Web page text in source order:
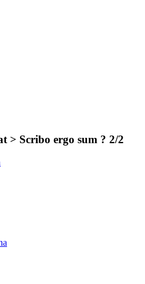
> Scribo ergo sum ? 2/2